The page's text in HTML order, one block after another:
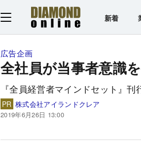
新着
広告企画
全社員が当事者意識
『全員経営者マインドセット』刊
PR 株式会社アイランドクレア
2019年6月26日 13:00